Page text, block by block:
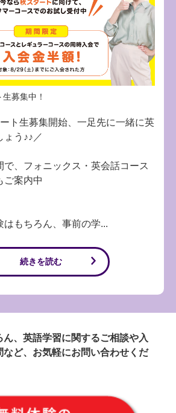
募集中！
ト生募集開始、一足先に一緒に英
ょう♪♪／
で、フォニックス・英会話コース
ご案内中
はもちろん、事前の学...
続きを読む
、英語学習に関するご相談や入
など、お気軽にお問い合わせくだ